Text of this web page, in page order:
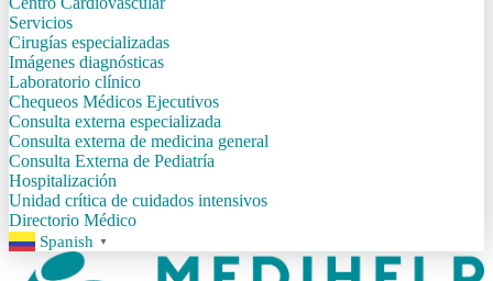
Servicios
Cirugías especializadas
Imágenes diagnósticas
Laboratorio clínico
Chequeos Médicos Ejecutivos
Consulta externa especializada
Consulta externa de medicina general
Consulta Externa de Pediatría
Hospitalización
Unidad crítica de cuidados intensivos
Directorio Médico
Spanish ▼